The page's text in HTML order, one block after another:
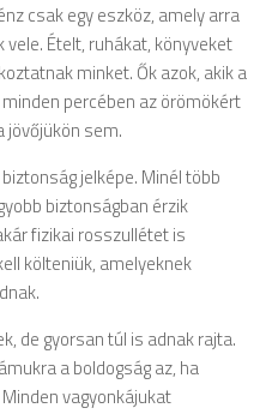
csak egy eszköz, amely arra
Ételt, ruhákat, könyveket
minket. Ők azok, akik a
percében az örömökért
jövőjükön sem.
jelképe. Minél több
biztonságban érzik
fizikai rosszullétet is
költeniük, amelyeknek
de gyorsan túl is adnak rajta.
a boldogság az, ha
vagyonkájukat